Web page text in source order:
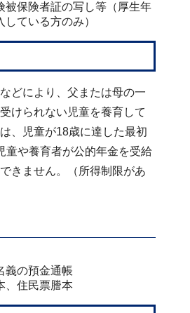
被保険者証の写し等（厚生年
している方のみ）
どにより、父または母の一
けられない児童を養育して
、児童が18歳に達した最初
童や養育者が公的年金を受給
きません。（所得制限があ
義の預金通帳
、住民票謄本